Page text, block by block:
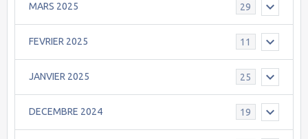
MARS 2025 29
FEVRIER 2025 11
JANVIER 2025 25
DECEMBRE 2024 19